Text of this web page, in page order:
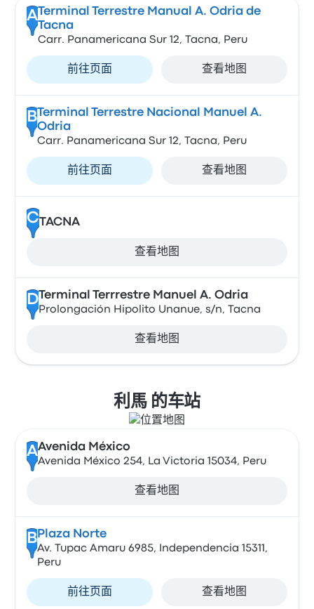
A Terminal Terrestre Manual A. Odria de
Tacna
Carr. Panamericana Sur 12, Tacna, Peru
前往页面 查看地图
B Terminal Terrestre Nacional Manuel A.
Odria
Carr. Panamericana Sur 12, Tacna, Peru
前往页面 查看地图
C TACNA
查看地图
DTerminal Terrrestre Manuel A. Odria
Prolongación Hipolito Unanue, s/n, Tacna
查看地图
利馬 的车站
AAvenida México
Avenida México 254, La Victoria 15034, Peru
查看地图
B Plaza Norte
Av. Tupac Amaru 6985, Independencia 15311,
Peru
前往页面 查看地图